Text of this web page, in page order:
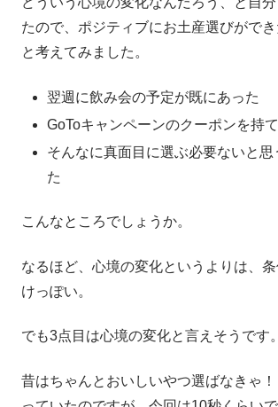
たので、ポジティブにお土産選びがで
と考えてみました。
翌週に飲み会の予定が既にあった
GoToキャンペーンのクーポンを持
そんなに真面目に選ぶ必要ないと思
た
こんなところでしょうか。
なるほど、心境の変化というよりは、
けっぽい。
でも3点目は心境の変化と言えそうです。
昔はちゃんとおいしいやつ選ばなきゃ